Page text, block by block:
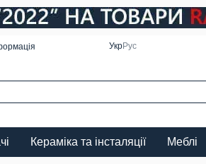
УкрРус
Кераміка та інсталяції Меблі